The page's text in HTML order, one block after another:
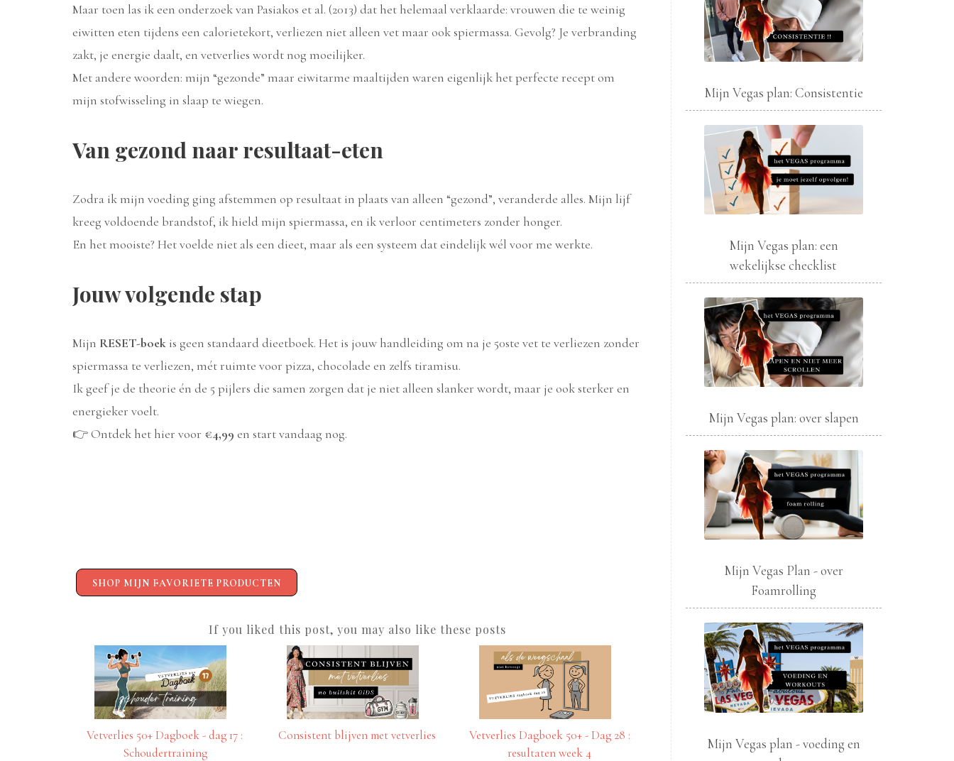
Maar toen las ik een onderzoek van Pasiakos et al. (2013) dat het helemaal verklaarde: vrouwen die te weinig
eiwitten eten tijdens een calorietekort, verliezen niet alleen vet maar ook spiermassa. Gevolg? Je verbranding
zakt, je energie daalt, en vetverlies wordt nog moeilijker.
Met andere woorden: mijn “gezonde” maar eiwitarme maaltijden waren eigenlijk het perfecte recept om
mijn stofwisseling in slaap te wiegen.
Van gezond naar resultaat-eten
Zodra ik mijn voeding ging afstemmen op resultaat in plaats van alleen “gezond”, veranderde alles. Mijn lijf
kreeg voldoende brandstof, ik hield mijn spiermassa, en ik verloor centimeters zonder honger.
En het mooiste? Het voelde niet als een dieet, maar als een systeem dat eindelijk wél voor me werkte.
Jouw volgende stap
Mijn RESET-boek is geen standaard dieetboek. Het is jouw handleiding om na je 50ste vet te verliezen zonder
spiermassa te verliezen, mét ruimte voor pizza, chocolade en zelfs tiramisu.
Ik geef je de theorie én de 5 pijlers die samen zorgen dat je niet alleen slanker wordt, maar je ook sterker en
energieker voelt.
👉 Ontdek het hier voor €4,99 en start vandaag nog.
SHOP MIJN FAVORIETE PRODUCTEN
If you liked this post, you may also like these posts
Vetverlies 50+ Dagboek - dag 17 :
Schoudertraining
Consistent blijven met vetverlies
Vetverlies Dagboek 50+ - Dag 28 :
resultaten week 4
Mijn Vegas plan: Consistentie
Mijn Vegas plan: een
wekelijkse checklist
Mijn Vegas plan: over slapen
Mijn Vegas Plan - over
Foamrolling
Mijn Vegas plan - voeding en